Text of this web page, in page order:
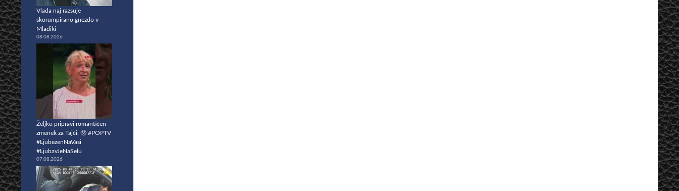
Vlada naj razsuje
skorumpirano gnezdo v
Mladiki
08.08.2026
Željko pripravi romantičen
zmenek za Tajči. 🥹 #POPTV
#LjubezenNaVasi
#LjubavJeNaSelu
07.08.2026